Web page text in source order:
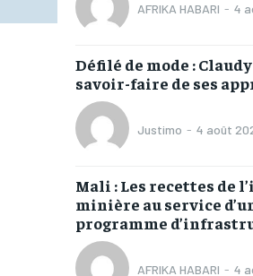
228FOOT
ACTU LOMÉ
1-MONTH
/ month
to this tier, you are billed
after the first one until you
of the monthly subscription.
1-MONTH
/ month
to this tier, you are billed
after the first one until you
of the monthly subscription.
228FOOT
ACTU LOMÉ
228FOOT
ACTU LOMÉ
228FOOT
ACTU LOMÉ
AFRIKA HABARI - 4
Défilé de mode :
savoir-faire de ses
Justimo - 4 août
Mali : Les recettes de
minière au service
programme
AFRIKA HABARI - 4